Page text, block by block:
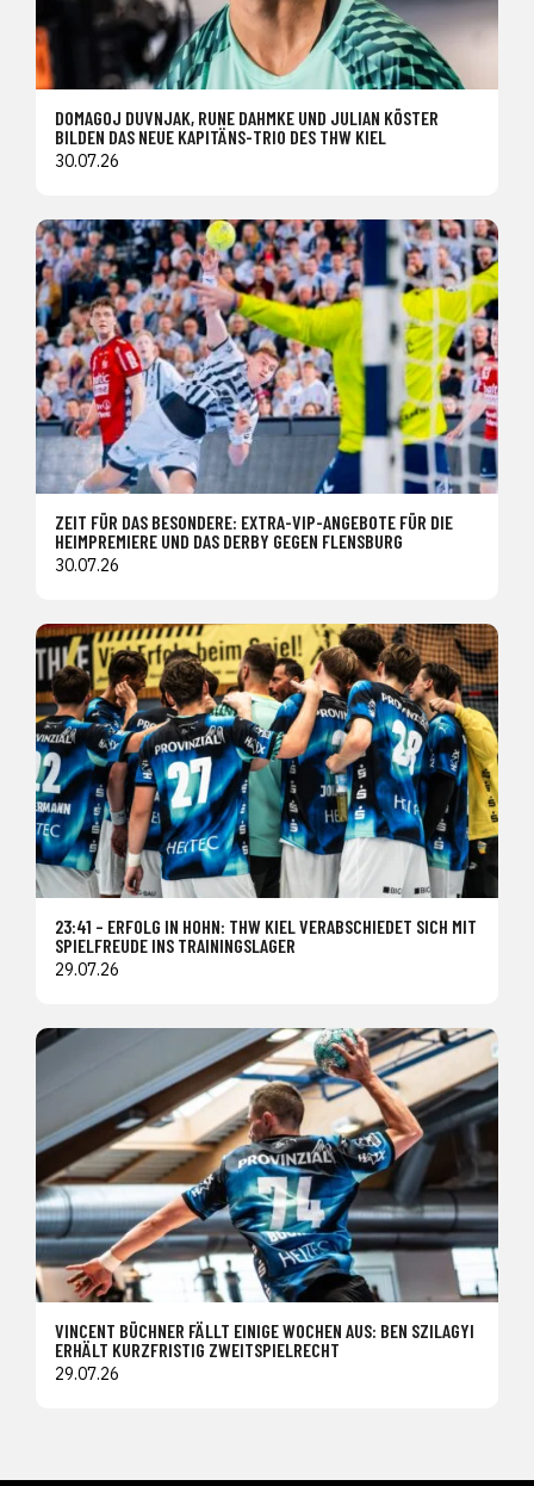
DOMAGOJ DUVNJAK, RUNE DAHMKE UND JULIAN KÖSTER
BILDEN DAS NEUE KAPITÄNS-TRIO DES THW KIEL
30.07.26
ZEIT FÜR DAS BESONDERE: EXTRA-VIP-ANGEBOTE FÜR DIE
HEIMPREMIERE UND DAS DERBY GEGEN FLENSBURG
30.07.26
23:41 – ERFOLG IN HOHN: THW KIEL VERABSCHIEDET SICH MIT
SPIELFREUDE INS TRAININGSLAGER
29.07.26
VINCENT BÜCHNER FÄLLT EINIGE WOCHEN AUS: BEN SZILAGYI
ERHÄLT KURZFRISTIG ZWEITSPIELRECHT
29.07.26